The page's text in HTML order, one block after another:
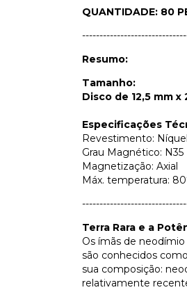
QUANTIDADE: 80
Resumo:
Tamanho:
Disco de 12,5 mm x
Especificações
Revestimento:
Grau Magnético: N35
Magnetização: Axial
Máx. temperatura:
Terra Rara e a
Os ímãs de
são conhecidos
sua composição:
relativamente